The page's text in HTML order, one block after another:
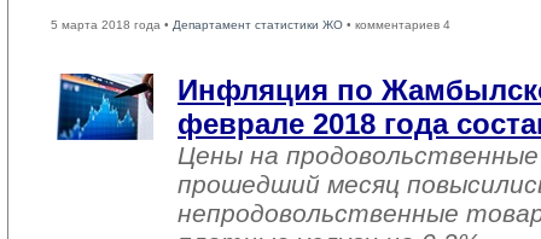
5 марта 2018 года • Департамент статистики ЖО • комментариев 4
Инфляция по
феврале 2018 года
Цены на
прошедший месяц
непродовольственные